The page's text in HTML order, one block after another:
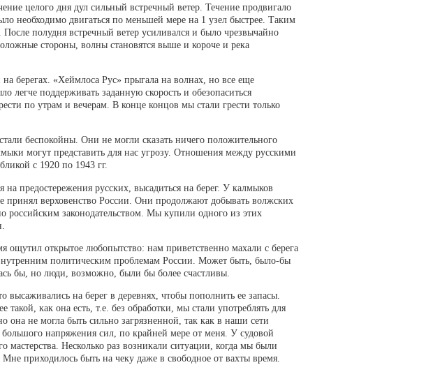
целого дня дул сильный встречный ветер. Течение продвигало
необходимо двигаться по меньшей мере на 1 узел быстрее. Таким
полудня встречный ветер усиливался и было чрезвычайно
стороны, волны становятся выше и короче и река
берегах. «Хеймлоса Рус» прыгала на волнах, но все еще
легче поддерживать заданную скорость и обезoпаситься
по утрам и вечерам. В конце концов мы стали грести только
беспокойны. Они не могли сказать ничего положительного
могут представить для нас угрозу. Отношения между русскими
с 1920 по 1943 гг.
предостережения русских, высадиться на берег. У калмыков
принял верховенство России. Они продолжают добывать волжских
российским законодательством. Мы купили одного из этих
открытое любопытство: нам приветственно махали с берега
политическим проблемам России. Может быть, было-бы
бы, но люди, возможно, были бы более счастливы.
высаживались на берег в деревнях, чтобы пополнить ее запасы.
как она есть, т.е. без обработки, мы стали употреблять для
не могла быть сильно загрязненной, так как в наши сети
напряжения сил, по крайней мере от меня. У судовой
Несколько раз возникали ситуации, когда мы были
приходилось быть на чеку даже в свободное от вахты время.